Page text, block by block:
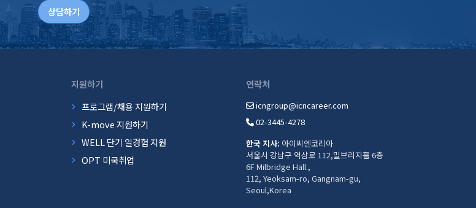
상담하기
지원하기
프로그램/채용 지원하기
K-move 지원하기
WELL 단기 일경험 지원
OPT 미국취업
연락처
icngroup@icncareer.com
02-3445-4278
한국 지사: 아이씨엔코리아
서울시 강남구 역삼로 112,밀브리지홀 6층
6F Milbridge Hall.,
112, Yeoksam-ro, Gangnam-gu,
Seoul,Korea